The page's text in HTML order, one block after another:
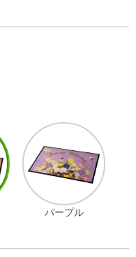
パープル